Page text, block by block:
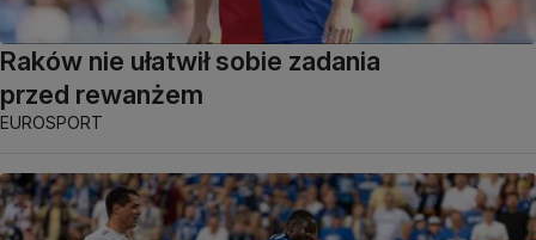
Raków nie ułatwił sobie zadania
przed rewanżem
EUROSPORT